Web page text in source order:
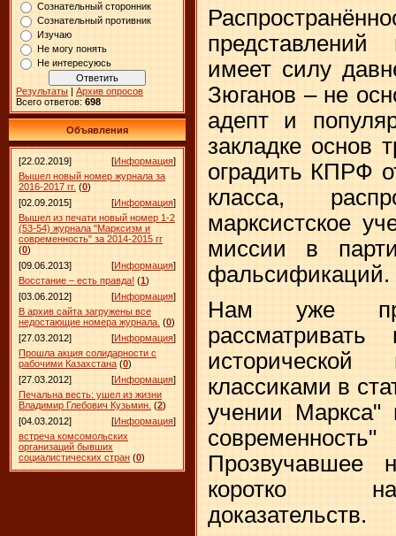
Сознательный сторонник
Сознательный противник
Изучаю
Не могу понять
Не интересуюсь
Результаты | Архив опросов
Всего ответов: 698
Объявления
[22.02.2019] [Информация]
Вышел новый номер журнала за
2016-2017 гг. (0)
[02.09.2015]
[Информация]
Вышел из печати новый номер 1-2
(53-54) журнала "Марксизм и
современность" за 2014-2015 гг
(0)
[09.06.2013]
[Информация]
Восстание – есть правда! (1)
[03.06.2012]
[Информация]
В архив сайта загружены все
недостающие номера журнала. (0)
[27.03.2012]
[Информация]
Прошла акция солидарности с
рабочими Казахстана (0)
[27.03.2012]
[Информация]
Печальна весть: ушел из жизни
Владимир Глебович Кузьмин. (2)
[04.03.2012]
[Информация]
встреча комсомольских
организаций бывших
социалистических стран (0)
имеет силу
Зюганов – не
адепт и
закладке основ
оградить КПРФ
класса,
марксистское
миссии в
фальсификаций.
Нам уже
рассматривать
исторической
классиками в
учении
Прозвучавшее
коротко
доказательств.